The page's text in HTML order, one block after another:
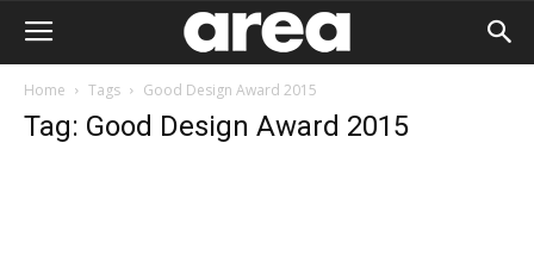
Home Tags Good Design Award 2015
Tag: Good Design Award 2015